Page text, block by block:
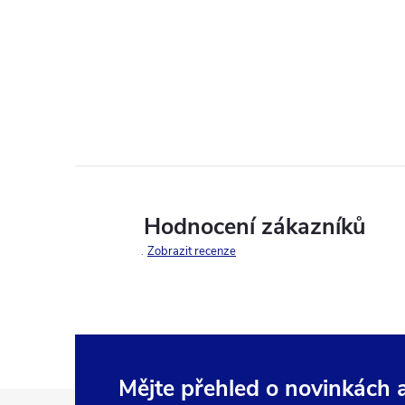
Hodnocení zákazníků
Zobrazit recenze
Mějte přehled o novinkách